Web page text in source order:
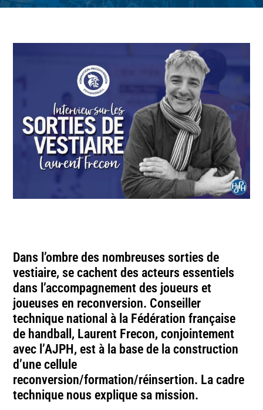
n
Dans l’ombre des nombreuses sorties de
vestiaire, se cachent des acteurs essentiels
dans l’accompagnement des joueurs et
joueuses en reconversion. Conseiller
technique national à la Fédération française
de handball, Laurent Frecon, conjointement
avec l’AJPH, est à la base de la construction
d’une cellule
reconversion/formation/réinsertion. La cadre
technique nous explique sa mission.